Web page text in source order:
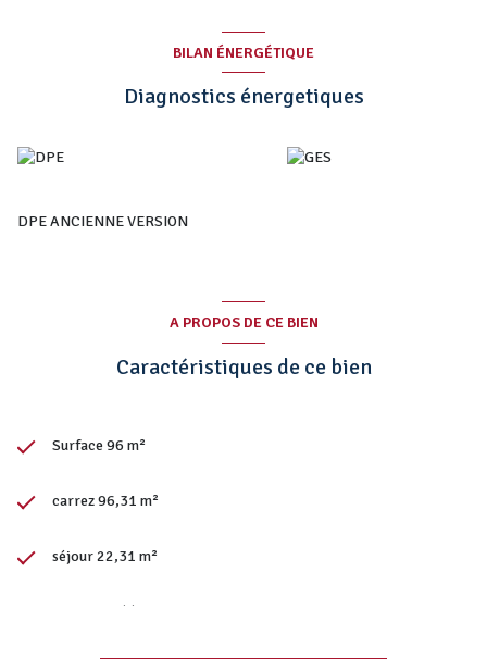
karine.binisti@prado-euromed.com
460 avenue du Prado 13008 Marseille
BILAN ÉNERGÉTIQUE
Diagnostics énergetiques
DPE ANCIENNE VERSION
A PROPOS DE CE BIEN
Caractéristiques de ce bien
Surface 96 m²
carrez 96,31 m²
séjour 22,31 m²
3 chambre(s)